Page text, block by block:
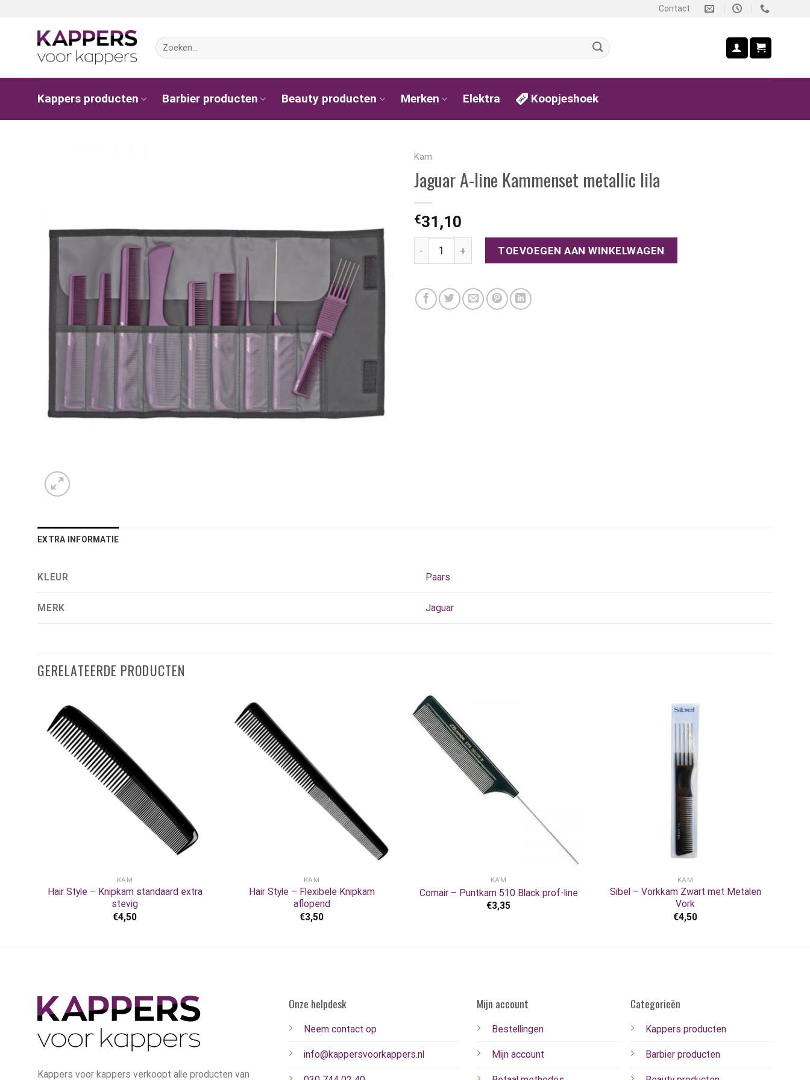
Contact
Zoeken
naar:
Kappers producten Barbier producten Beauty producten Merken Elektra Koopjeshoek
Kam
Jaguar A-line Kammenset metallic lila
€31,10
Jaguar A-line Kammenset metallic lila aantal
TOEVOEGEN AAN WINKELWAGEN
EXTRA INFORMATIE
KLEUR Paars
MERK Jaguar
GERELATEERDE PRODUCTEN
KAM
Hair Style – Knipkam standaard extra
stevig
€4,50
KAM
Hair Style – Flexibele Knipkam
aflopend
€3,50
KAM
Comair – Puntkam 510 Black prof-line
€3,35
KAM
Sibel – Vorkkam Zwart met Metalen
Vork
€4,50
Kappers voor kappers verkoopt alle producten van
Onze helpdesk
Neem contact op
info@kappersvoorkappers.nl
Mijn account
Bestellingen
Mijn account
Categorieën
Kappers producten
Barbier producten